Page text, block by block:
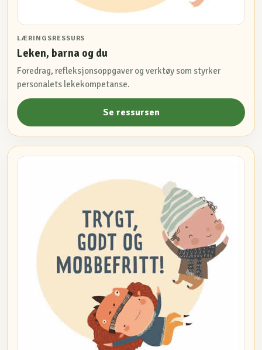
LÆRINGSRESSURS
Leken, barna og du
Foredrag, refleksjonsoppgaver og verktøy som styrker
personalets lekekompetanse.
Se ressursen